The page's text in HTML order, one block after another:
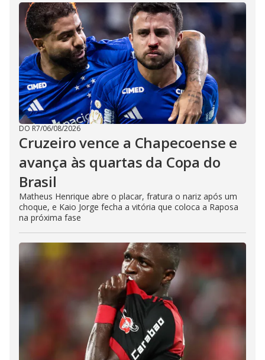
DO R7/06/08/2026
Cruzeiro vence a Chapecoense e
avança às quartas da Copa do
Brasil
Matheus Henrique abre o placar, fratura o nariz após um
choque, e Kaio Jorge fecha a vitória que coloca a Raposa
na próxima fase